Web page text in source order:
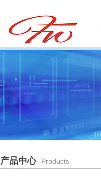
产品中心 Products